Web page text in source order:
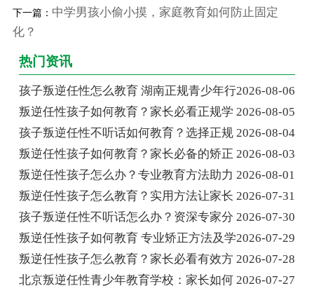
下一篇： 中学男孩小偷小摸，家庭教育如何防止固定
化？
热门资讯
孩子叛逆任性怎么教育 湖南正规青少年行2026-08-06
叛逆任性孩子如何教育？家长必看正规学 2026-08-05
孩子叛逆任性不听话如何教育？选择正规 2026-08-04
叛逆任性孩子如何教育？家长必备的矫正 2026-08-03
叛逆任性孩子怎么办？专业教育方法助力 2026-08-01
叛逆任性孩子怎么教育？实用方法让家长 2026-07-31
孩子叛逆任性不听话怎么办？资深专家分 2026-07-30
叛逆任性孩子如何教育 专业矫正方法及学2026-07-29
叛逆任性孩子怎么教育？家长必看有效方 2026-07-28
北京叛逆任性青少年教育学校：家长如何 2026-07-27